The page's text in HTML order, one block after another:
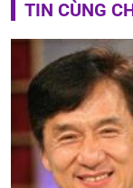
TIN CÙNG